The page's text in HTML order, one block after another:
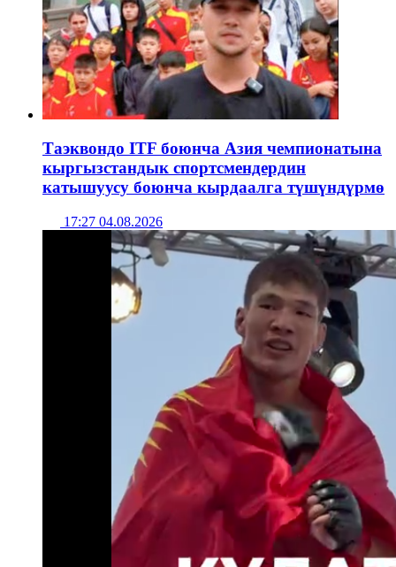
Таэквондо ITF боюнча Азия чемпионатына
кыргызстандык спортсмендердин
катышуусу боюнча кырдаалга түшүндүрмө
17:27 04.08.2026